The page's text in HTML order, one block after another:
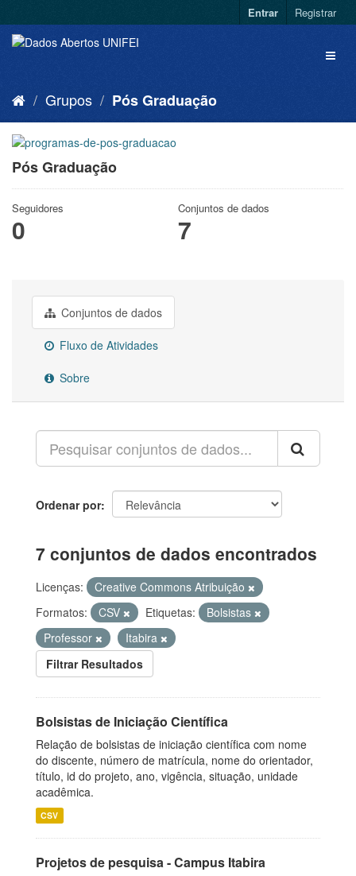
Entrar Registrar
Grupos Pós Graduação
Pós Graduação
Seguidores
0
Conjuntos de dados
7
Conjuntos de dados
Fluxo de Atividades
Sobre
Ordenar por
7 conjuntos de dados encontrados
Licenças:
Creative Commons Atribuição
Formatos:
CSV Etiquetas:
Bolsistas
Professor
Itabira
Filtrar Resultados
Bolsistas de Iniciação Científica
Relação de bolsistas de iniciação científica com nome
do discente, número de matrícula, nome do orientador,
título, id do projeto, ano, vigência, situação, unidade
acadêmica.
CSV
Projetos de pesquisa - Campus Itabira